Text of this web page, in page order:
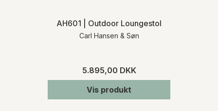
AH601 | Outdoor Loungestol
Carl Hansen & Søn
5.895,00 DKK
Vis produkt